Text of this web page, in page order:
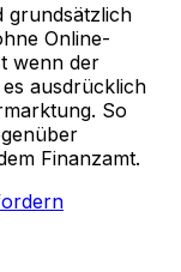
grundsätzlich
Online-
wenn der
ausdrücklich
So
Finanzamt.